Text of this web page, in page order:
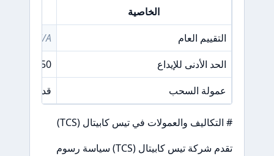
الخاصية
التقييم العام
N/A
الحد الأدنى للإيداع
50 TWD
عمولة السحب
قد تكون
# التكاليف والعمولات في تيس كابيتال (TCS)
تقدم شركة تيس كابيتال (TCS) سياسة رسوم